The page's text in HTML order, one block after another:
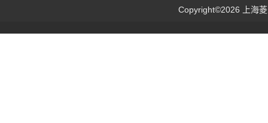
Copyright©2026 上海